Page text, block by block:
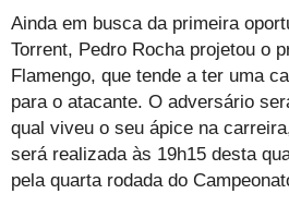
Ainda em busca da primeira
Torrent, Pedro Rocha projetou o
Flamengo, que tende a ter uma
para o atacante. O adversário
qual viveu o seu ápice na
será realizada às 19h15 desta
pela quarta rodada do